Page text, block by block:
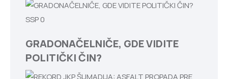
SSP0
GRADONAČELNIČE, GDE VIDITE
POLITIČKI ČIN?